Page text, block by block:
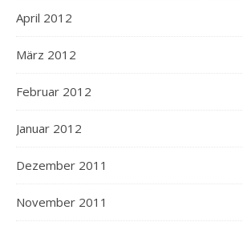
April 2012
März 2012
Februar 2012
Januar 2012
Dezember 2011
November 2011